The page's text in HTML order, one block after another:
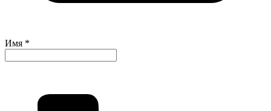
Имя *